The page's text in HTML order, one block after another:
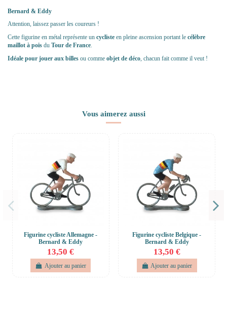
Bernard & Eddy
Attention, laissez passer les coureurs !
Cette figurine en métal représente un cycliste en pleine ascension portant le célèbre
maillot à pois du Tour de France.
Idéale pour jouer aux billes ou comme objet de déco , chacun fait comme il veut !
Vous aimerez aussi
Figurine cycliste Allemagne -
Bernard & Eddy
13,50 €
Ajouter au panier
Figurine cycliste Belgique -
Bernard & Eddy
13,50 €
Ajouter au panier